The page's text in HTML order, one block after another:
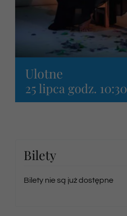
Ulotne
25 lipca godz. 10:30
Bilety
Bilety nie są już dostępne